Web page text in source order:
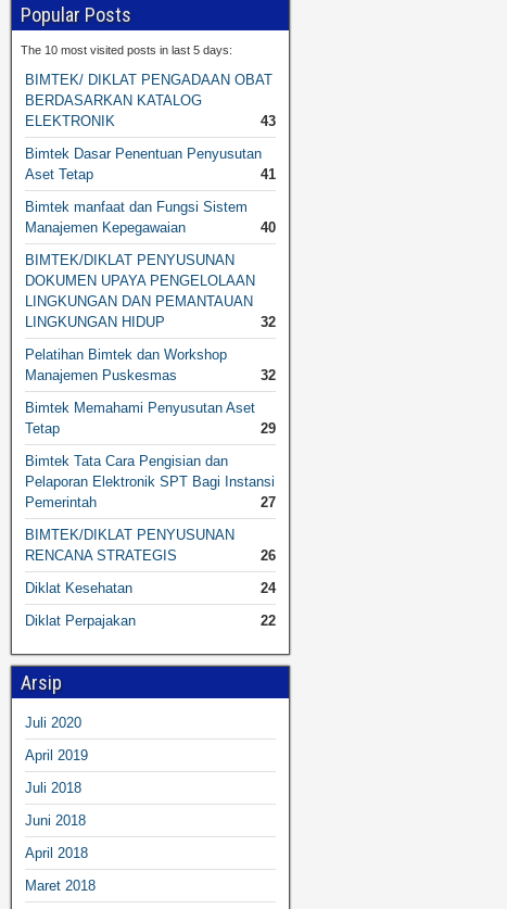
Popular Posts
The 10 most visited posts in last 5 days:
BIMTEK/ DIKLAT PENGADAAN OBAT
BERDASARKAN KATALOG
ELEKTRONIK
43
Bimtek Dasar Penentuan Penyusutan
Aset Tetap
41
Bimtek manfaat dan Fungsi Sistem
Manajemen Kepegawaian
40
BIMTEK/DIKLAT PENYUSUNAN
DOKUMEN UPAYA PENGELOLAAN
LINGKUNGAN DAN PEMANTAUAN
LINGKUNGAN HIDUP
32
Pelatihan Bimtek dan Workshop
Manajemen Puskesmas
32
Bimtek Memahami Penyusutan Aset
Tetap
29
Bimtek Tata Cara Pengisian dan
Pelaporan Elektronik SPT Bagi Instansi
Pemerintah
27
BIMTEK/DIKLAT PENYUSUNAN
RENCANA STRATEGIS
26
Diklat Kesehatan
24
Diklat Perpajakan
22
Arsip
Juli 2020
April 2019
Juli 2018
Juni 2018
April 2018
Maret 2018